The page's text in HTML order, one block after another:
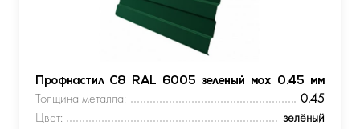
Профнастил С8 RAL 6005 зеленый мох 0.45 мм
Толщина металла:
0.45
Цвет:
зелёный